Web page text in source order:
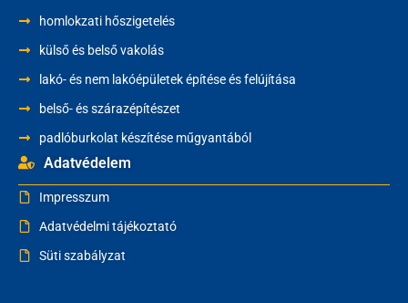
homlokzati hőszigetelés
külső és belső vakolás
lakó- és nem lakóépületek építése és felújítása
belső- és szárazépítészet
padlóburkolat készítése műgyantából
Adatvédelem
Impresszum
Adatvédelmi tájékoztató
Süti szabályzat